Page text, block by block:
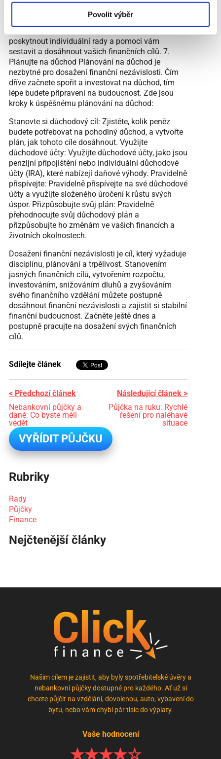
Povolit výběr
odborníků a zůstat informovaní o aktuálních
trendech. Spolupracujte s finančním poradcem:
poskytnout individuální rady a pomoci vám
sestavit a dosáhnout vašich finančních cílů. 7.
Plánujte na důchod Plánování na důchod je
nezbytné pro dosažení finanční nezávislosti. Čím
dříve začnete spořit a investovat na důchod, tím
lépe budete připraveni na budoucnost. Zde jsou
kroky k úspěšnému plánování na důchod:
Stanovte si důchodový cíl: Zjistěte, kolik peněz
budete potřebovat na pohodlný důchod, a vytvořte
plán, jak tohoto cíle dosáhnout. Využijte
důchodové účty: Využijte důchodové účty, jako jsou
penzijní připojištění nebo individuální důchodové
účty (IRA), které nabízejí daňové výhody. Pravidelně
přispívejte: Pravidelně přispívejte na své důchodové
účty a využijte složeného úročení k růstu svých
úspor. Přizpůsobujte svůj plán: Pravidelně
přehodnocujte svůj důchodový plán a
přizpůsobujte ho změnám ve vašich financích a
životních okolnostech.
Dosažení finanční nezávislosti je cíl, který vyžaduje
disciplínu, plánování a trpělivost. Stanovením
jasných finančních cílů, vytvořením rozpočtu,
investováním, snižováním dluhů a zvyšováním
svého finančního vzdělání můžete postupně
dosáhnout finanční nezávislosti a zajistit si stabilní
finanční budoucnost. Začněte ještě dnes a
postupně pracujte na dosažení svých finančních
cílů.
Sdílejte článek
< Předchozí článek
Nebankovní půjčky a
daně: Co byste měli
vědět
Následující článek >
Půjčka na ruku: Rychlé
řešení pro naléhavé
situace
VYŘÍDIT PŮJČKU
Rubriky
Rady
Půjčky
Finance
Nejčtenější články
Našim cílem je zajistit, aby byly spotřebitelské úvěry a
nebankovní půjčky dostupné pro každého. Ať už si
chcete půjčit na vzdělání, dovolenou, auto, vybavení do
bytu, nebo vám chybí pár tisíc do výplaty.
Vaše hodnocení